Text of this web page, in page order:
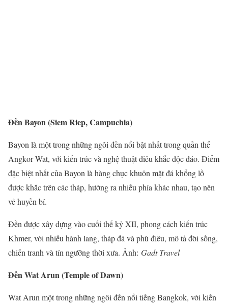
Đền Bayon (Siem Riep, Campuchia)
Bayon là một trong những ngôi đền nổi bật nhất trong quần thể
Angkor Wat, với kiến trúc và nghệ thuật điêu khắc độc đáo. Điểm
đặc biệt nhất của Bayon là hàng chục khuôn mặt đá khổng lồ
được khắc trên các tháp, hướng ra nhiều phía khác nhau, tạo nên
vẻ huyền bí.
Đền được xây dựng vào cuối thế kỷ XII, phong cách kiến trúc
Khmer, với nhiều hành lang, tháp đá và phù điêu, mô tả đời sống,
chiến tranh và tín ngưỡng thời xưa. Ảnh: Gadt Travel
Đền Wat Arun (Temple of Dawn)
Wat Arun một trong những ngôi đền nổi tiếng Bangkok, với kiến